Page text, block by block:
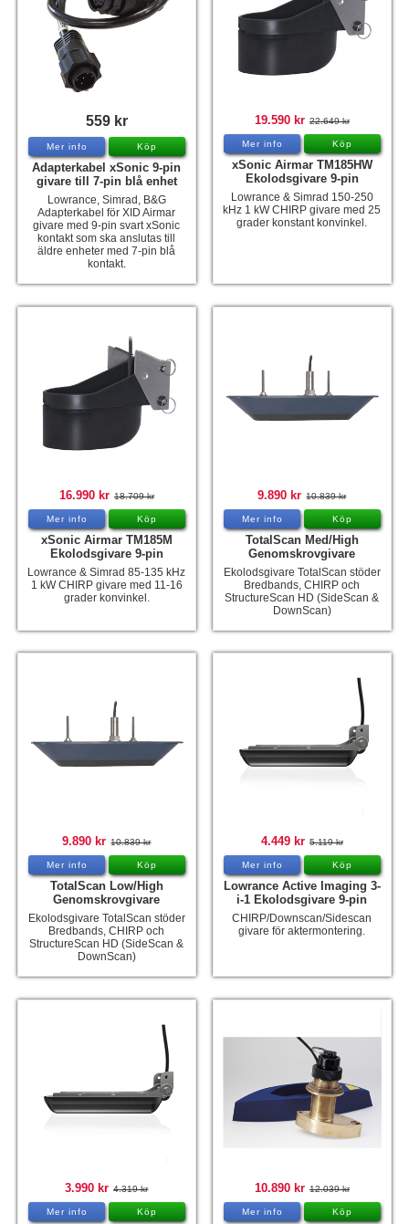
559 kr
Mer info Köp
Adapterkabel xSonic 9-pin
givare till 7-pin blå enhet
Lowrance, Simrad, B&G
Adapterkabel för XID Airmar
givare med 9-pin svart xSonic
kontakt som ska anslutas till
äldre enheter med 7-pin blå
kontakt.
19.590 kr 22.649 kr
Mer info Köp
xSonic Airmar TM185HW
Ekolodsgivare 9-pin
Lowrance & Simrad 150-250
kHz 1 kW CHIRP givare med 25
grader konstant konvinkel.
16.990 kr 18.709 kr
Mer info Köp
xSonic Airmar TM185M
Ekolodsgivare 9-pin
Lowrance & Simrad 85-135 kHz
1 kW CHIRP givare med 11-16
grader konvinkel.
9.890 kr 10.839 kr
Mer info Köp
TotalScan Med/High
Genomskrovgivare
Ekolodsgivare TotalScan stöder
Bredbands, CHIRP och
StructureScan HD (SideScan &
DownScan)
9.890 kr 10.839 kr
Mer info Köp
TotalScan Low/High
Genomskrovgivare
Ekolodsgivare TotalScan stöder
Bredbands, CHIRP och
StructureScan HD (SideScan &
DownScan)
4.449 kr 5.119 kr
Mer info Köp
Lowrance Active Imaging 3-
i-1 Ekolodsgivare 9-pin
CHIRP/Downscan/Sidescan
givare för aktermontering.
3.990 kr 4.319 kr
Mer info Köp
10.890 kr 12.039 kr
Mer info Köp